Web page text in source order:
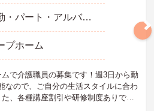
非常勤・パート・アルバイト
プホーム
で介護職員の募集です！週3日から勤
なので、ご自分の生活スタイルに合わ
、各種講座割引や研修制度ありで働